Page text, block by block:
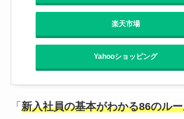
楽天市場
Yahooショッピング
「 新入社員の基本がわかる86のル